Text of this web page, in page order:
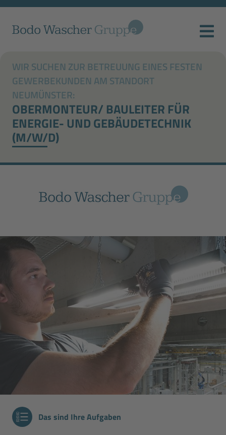
WIR SUCHEN ZUR BETREUUNG EINES FESTEN
GEWERBEKUNDEN AM STANDORT
NEUMÜNSTER:
OBERMONTEUR/ BAULEITER FÜR
ENERGIE- UND GEBÄUDETECHNIK
(M/W/D)
Das sind Ihre Aufgaben